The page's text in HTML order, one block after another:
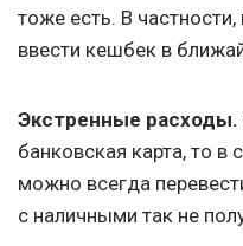
тоже есть. В
ввести кешбек в
Экстренные расходы.
банковская карта, то в
можно всегда
с наличными так не